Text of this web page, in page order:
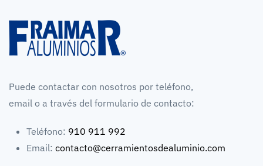
Puede contactar con nosotros por teléfono,
email o a través del formulario de contacto:
Teléfono: 910 911 992
Email: contacto@cerramientosdealuminio.com